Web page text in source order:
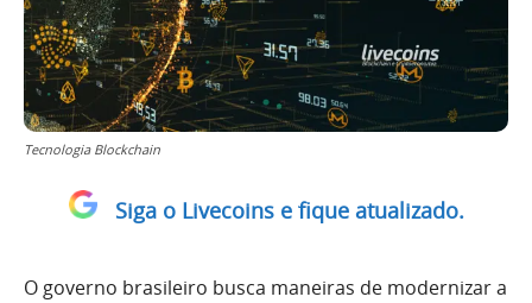
Tecnologia Blockchain
Siga o Livecoins e fique atualizado.
O governo brasileiro busca maneiras de modernizar a